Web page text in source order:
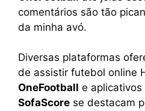
comentários são tão
da minha avó.
Diversas plataformas
de assistir futebol online
OneFootball e aplicativos
SofaScore se destacam